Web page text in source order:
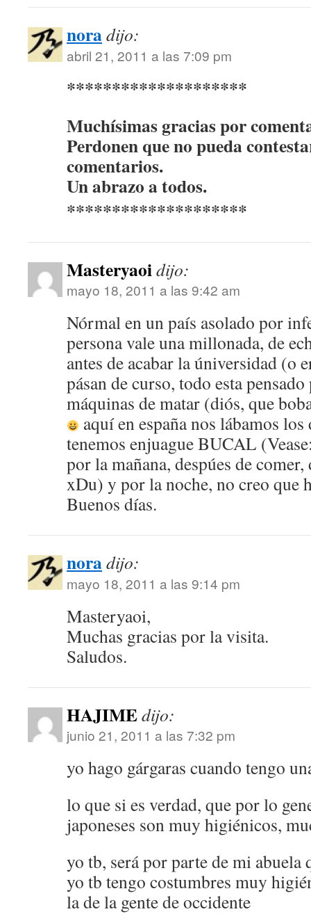
noradijo:
abril 21, 2011 a las 7:09 pm
********************
Muchísimas gracias por
Perdonen que no pueda
comentarios.
Un abrazo a todos.
********************
Masteryaoidijo:
mayo 18, 2011 a las 9:42 am
Nórmal en un país asolado por
persona vale una millonada, de
antes de acabar la úniversidad (o
pásan de curso, todo esta
máquinas de matar (diós, que
aquí en españa nos lábamos
tenemos enjuague BUCAL
por la mañana, despúes de comer,
xDu) y por la noche, no creo que
Buenos días.
noradijo:
mayo 18, 2011 a las 9:14 pm
Masteryaoi,
Muchas gracias por la visita.
Saludos.
HAJIMEdijo:
junio 21, 2011 a las 7:32 pm
yo hago gárgaras cuando tengo
lo que si es verdad, que por lo
japoneses son muy higiénicos,
yo tb, será por parte de mi abuela
yo tb tengo costumbres muy
la de la gente de occidente